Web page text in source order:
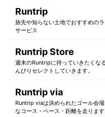
Runtrip
旅先や知らない土地でおすすめの
サービス
Runtrip Store
週末のRuntripに持っていきたくな
んびりセレクトしていきます。
Runtrip via
Runtrip viaは決められたゴール会
なコース・ペース・距離を走ります